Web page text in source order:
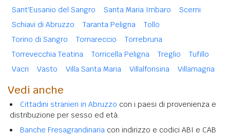
Sant'Eusanio del Sangro
Santa Maria Imbaro
Scerni
Schiavi di Abruzzo
Taranta Peligna
Tollo
Torino di Sangro
Tornareccio
Torrebruna
Torrevecchia Teatina
Torricella Peligna Treglio
Tufillo
Vacri
Vasto Villa Santa Maria Villalfonsina Villamagna
Vedi anche
Cittadini stranieri in Abruzzo con i paesi di provenienza e
distribuzione per sesso ed età.
Banche Fresagrandinaria con indirizzo e codici ABI e CAB